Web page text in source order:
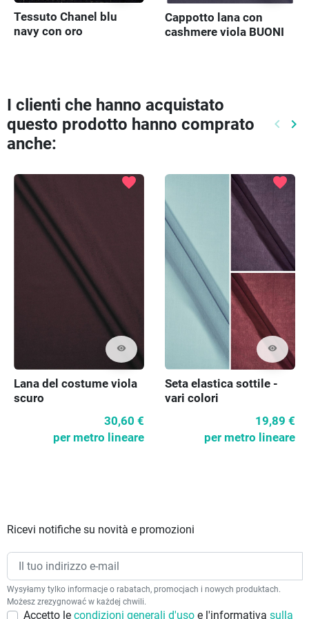
Tessuto Chanel blu
navy con oro
Cappotto lana con
cashmere viola BUONI
I clienti che hanno acquistato
questo prodotto hanno comprato
anche:
keyboard_arrow_left keyboard_arrow_right
visibility
favorite
Lana del costume viola
scuro
30,60 €
per metro lineare
visibility
favorite
Seta elastica sottile -
vari colori
19,89 €
per metro lineare
Ricevi notifiche su novità e promozioni
Wysyłamy tylko informacje o rabatach, promocjach i nowych produktach.
Możesz zrezygnować w każdej chwili.
Accetto le condizioni generali d'uso e l'informativa sulla